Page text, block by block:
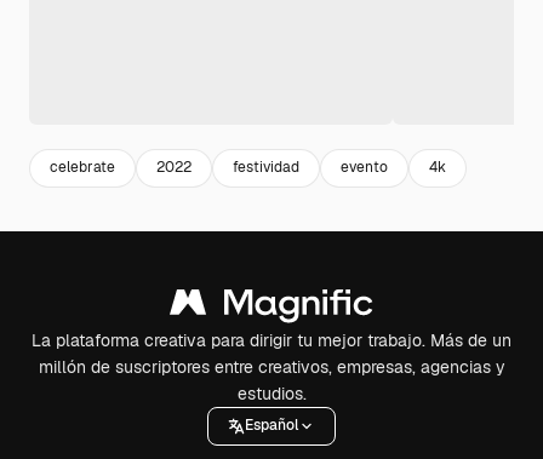
celebrate 2022 festividad evento 4k
La plataforma creativa para dirigir tu mejor trabajo. Más de un
millón de suscriptores entre creativos, empresas, agencias y
estudios.
Español